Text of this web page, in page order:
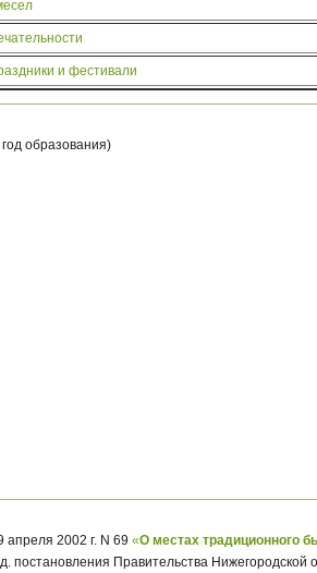
и фестивали
образования)
апреля 2002 г. N 69 «О местах традиционного
постановления Правительства Нижегородской